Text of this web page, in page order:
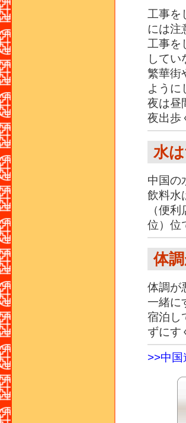
工事を
には注
工事を
して
繁華街
ように
夜は昼
夜出歩
水
中国の
飲料水
（便
位）位
体
体調が
一緒に
宿泊し
ずにす
>>中